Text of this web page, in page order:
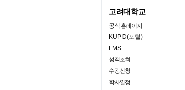
고려대학교
공식 홈페이지
KUPID(포털)
LMS
성적조회
수강신청
학사일정